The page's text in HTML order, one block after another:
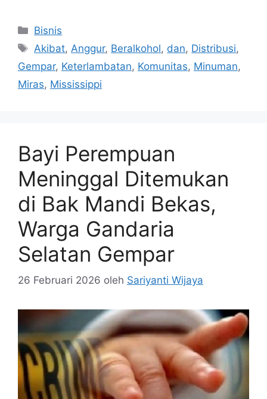
Kategori
Bisnis
Tag
Akibat, Anggur, Beralkohol, dan, Distribusi,
Gempar, Keterlambatan, Komunitas, Minuman,
Miras, Mississippi
Bayi Perempuan
Meninggal Ditemukan
di Bak Mandi Bekas,
Warga Gandaria
Selatan Gempar
26 Februari 2026 oleh Sariyanti Wijaya